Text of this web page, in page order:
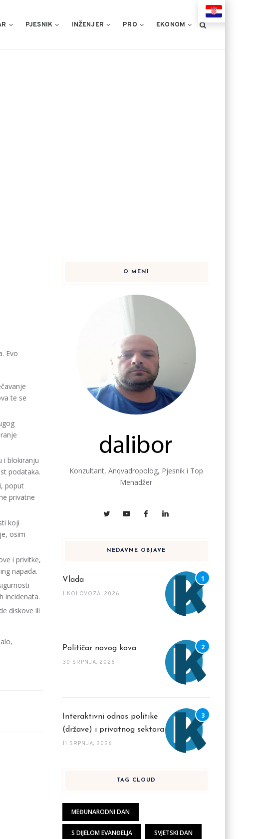
PJESNIK INŽENJER PRO EKONOM
Evo
te se
i blokiranju
podataka.
poput
privatne
koji
osim
i privitke,
napada.
incidenata.
diskove ili
O MENI
Konzultant, Anqvadropolog, Pjesnik i Top
Menadžer
NEDAVNE OBJAVE
Vlada
1 KOLOVOZA, 2026
Političar novog kova
30 SRPNJA, 2026
Interaktivni odnos politike
(države) i privatnog sektora
11 SRPNJA, 2026
TAG CLOUD
MEĐUNARODNI DAN
S DIJELOM EVANĐELJA SVJETSKI DAN